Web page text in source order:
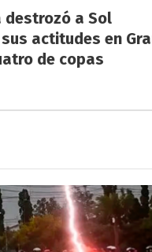
destrozó a Sol
actitudes en
de copas